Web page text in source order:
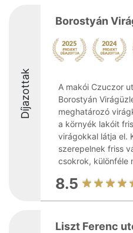
Díjazottak
Borostyán
A makói Czuczor
Borostyán
meghatározó
a környék lakóit
virágokkal látja el.
szerepelnek friss
csokrok, különféle
8.5
Liszt Ferenc